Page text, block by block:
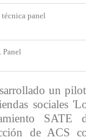
panel
Panel
un
sociales
SATE
de ACS